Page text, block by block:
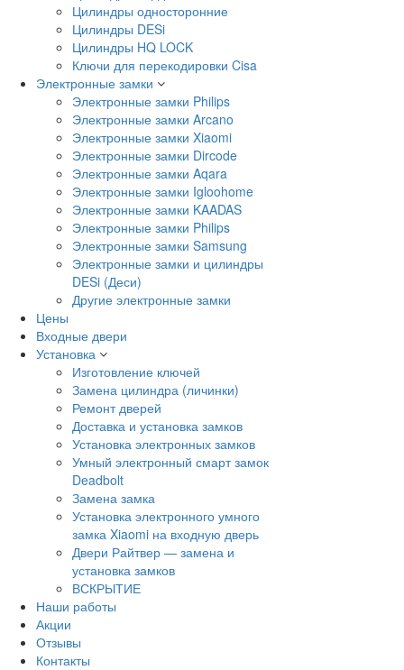
Цилиндры односторонние
Цилиндры DESi
Цилиндры HQ LOCK
Ключи для перекодировки Cisa
Электронные замки
Электронные замки Philips
Электронные замки Arcano
Электронные замки Xiaomi
Электронные замки Dircode
Электронные замки Aqara
Электронные замки Igloohome
Электронные замки KAADAS
Электронные замки Philips
Электронные замки Samsung
Электронные замки и цилиндры
DESi (Деси)
Другие электронные замки
Цены
Входные двери
Установка
Изготовление ключей
Замена цилиндра (личинки)
Ремонт дверей
Доставка и установка замков
Установка электронных замков
Умный электронный смарт замок
Deadbolt
Замена замка
Установка электронного умного
замка Xiaomi на входную дверь
Двери Райтвер — замена и
установка замков
ВСКРЫТИЕ
Наши работы
Акции
Отзывы
Контакты